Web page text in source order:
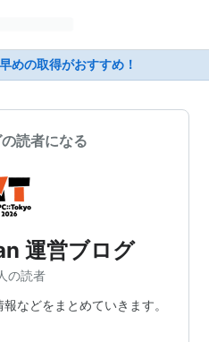
めの取得がおすすめ！
読者になる
運営ブログ
の読者
などをまとめていきます。